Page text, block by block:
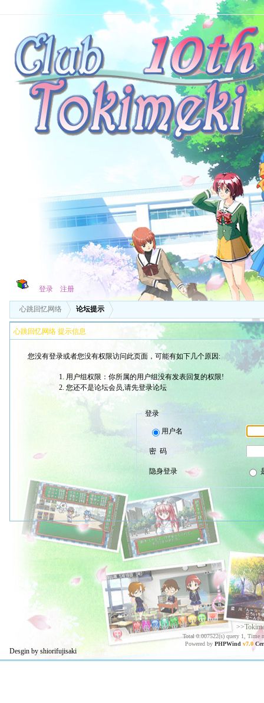
登录 注册
心跳回忆网络 论坛提示
心跳回忆网络 提示信息
您没有登录或者您没有权限访问此页面，可能有如下几个原因:
用户组权限：你所属的用户组没有发表回复的权限!
您还不是论坛会员,请先登录论坛
登录
用户名
密 码
隐身登录
Total 0.007522(s) query 1, Time
Powered by PHPWind v7.0
Desgin by shiorifujisaki